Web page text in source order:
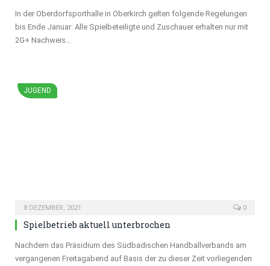
In der Oberdorfsporthalle in Oberkirch gelten folgende Regelungen
bis Ende Januar: Alle Spielbeteiligte und Zuschauer erhalten nur mit
2G+ Nachweis…
JUGEND
8 DEZEMBER, 2021 0
Spielbetrieb aktuell unterbrochen
Nachdem das Präsidium des Südbadischen Handballverbands am
vergangenen Freitagabend auf Basis der zu dieser Zeit vorliegenden